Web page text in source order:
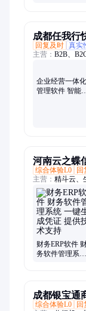
成都任我行
回复及时 真实
主营： B2B、
企业经营一体化
管理软件 智能
河南云之蝶
综合体验L0
回
主营： 精斗云、
管理
财务ERP软件
务软件管理系统
成都银宝通
综合体验L0
回